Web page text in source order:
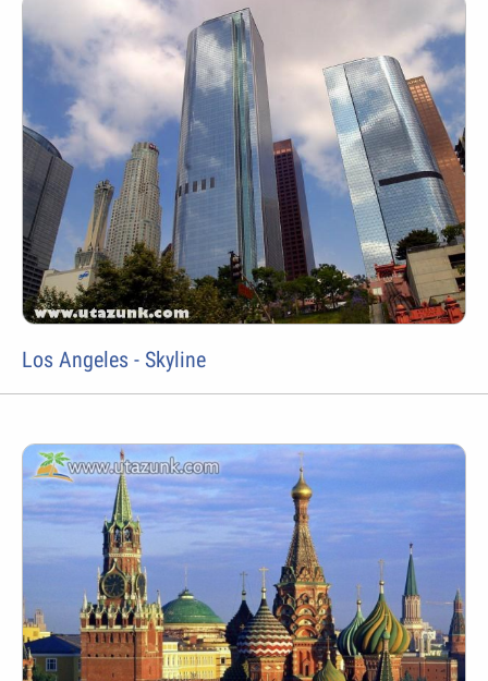
Los Angeles - Skyline